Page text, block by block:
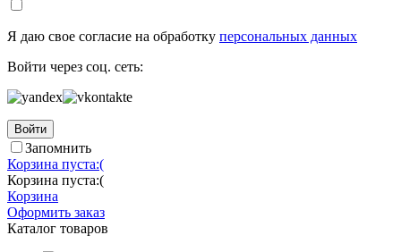
Я даю свое согласие на обработку персональных данных
Войти через соц. сеть:
Войти
Запомнить
Корзина пуста:(
Корзина пуста:(
Корзина
Оформить заказ
Каталог товаров